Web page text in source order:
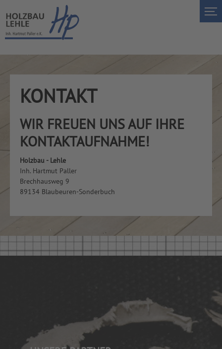
KONTAKT
WIR FREUEN UNS AUF IHRE
KONTAKTAUFNAHME!
Holzbau - Lehle
Inh. Hartmut Paller
Brechhausweg 9
89134 Blaubeuren-Sonderbuch